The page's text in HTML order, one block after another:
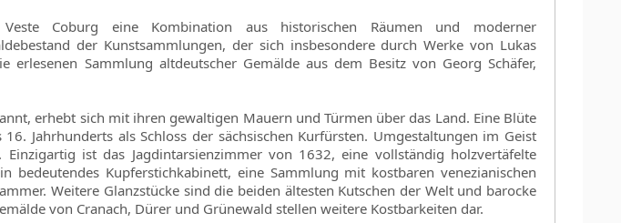
Coburg eine Kombination aus historischen Räumen und moderner
der Kunstsammlungen, der sich insbesondere durch Werke von Lukas
erlesenen Sammlung altdeutscher Gemälde aus dem Besitz von Georg Schäfer,
erhebt sich mit ihren gewaltigen Mauern und Türmen über das Land. Eine Blüte
Jahrhunderts als Schloss der sächsischen Kurfürsten. Umgestaltungen im Geist
ist das Jagdintarsienzimmer von 1632, eine vollständig holzvertäfelte
bedeutendes Kupferstichkabinett, eine Sammlung mit kostbaren venezianischen
Weitere Glanzstücke sind die beiden ältesten Kutschen der Welt und barocke
von Cranach, Dürer und Grünewald stellen weitere Kostbarkeiten dar.